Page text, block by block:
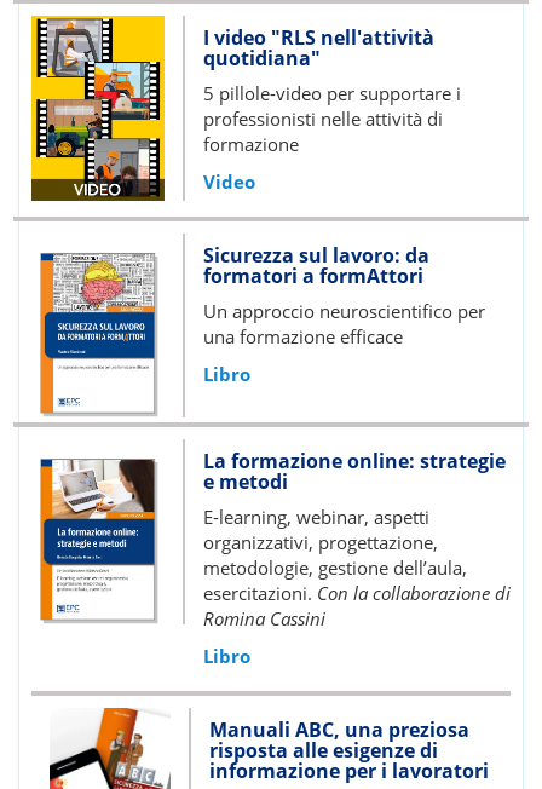
I video "RLS nell'attività
quotidiana"
5 pillole-video per supportare i
professionisti nelle attività di
formazione
Video
Sicurezza sul lavoro: da
formatori a formAttori
Un approccio neuroscientifico per
una formazione efficace
Libro
La formazione online: strategie
e metodi
E-learning, webinar, aspetti
organizzativi, progettazione,
metodologie, gestione dell’aula,
esercitazioni. Con la collaborazione di
Romina Cassini
Libro
Manuali ABC, una preziosa
risposta alle esigenze di
informazione per i lavoratori